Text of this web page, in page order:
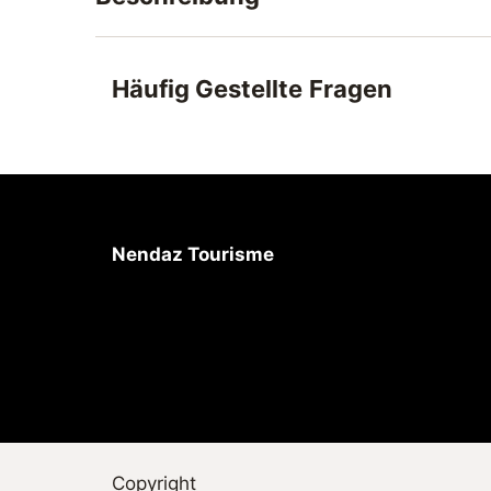
perfektes Souvenir für Kinder an
Häufig Gestellte Fragen
Nendaz Tourisme
Copyright